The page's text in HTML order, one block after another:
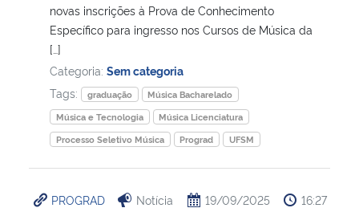
Ministério da Ciência, Tecnologia, Inovações e Comunicações
Ministério do Turismo
Ministério do Desenvolvimento Regional
novas inscrições à Prova de Conhecimento
Específico para ingresso nos Cursos de Música da
[…]
Categoria: Sem categoria
Tags:
graduação
Música Bacharelado
Música e Tecnologia
Música Licenciatura
Processo Seletivo Música
Prograd UFSM
PROGRAD Notícia 19/09/2025 16:27